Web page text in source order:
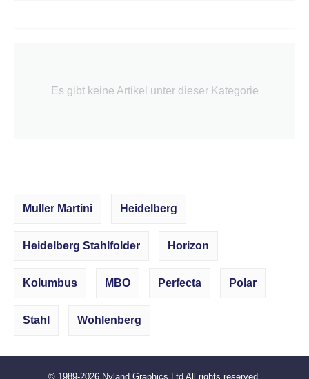
Es gibt keine Artikel unter dieser Kategorie
Muller Martini Heidelberg
Heidelberg Stahlfolder Horizon
Kolumbus MBO Perfecta Polar
Stahl Wohlenberg
© 1989-2026 Nyland Graphics Ltd All rights reserved.